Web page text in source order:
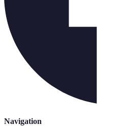
Navigation